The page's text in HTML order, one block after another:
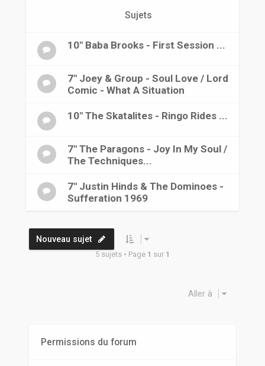
Sujets
10" Baba Brooks - First Session ...
7" Joey & Group - Soul Love / Lord
Comic - What A Situation
10" The Skatalites - Ringo Rides ...
7" The Paragons - Joy In My Soul /
The Techniques...
7" Justin Hinds & The Dominoes -
Sufferation 1969
Nouveau sujet
5 sujets • Page 1 sur 1
Aller à
Permissions du forum